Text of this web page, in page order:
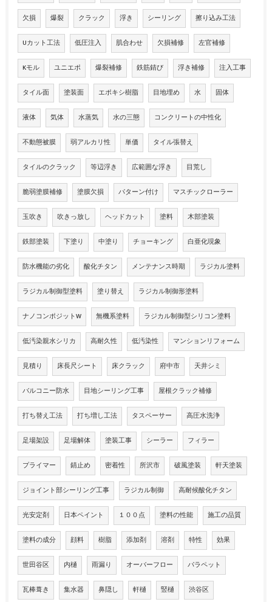
欠損 爆裂 クラック 浮き シーリング 擦り込み工法
Uカット工法 低圧注入 肌合わせ 欠損補修 左官補修
Kモル ユニエポ 爆裂補修 鉄筋錆び 浮き補修 注入工事
タイル面 塗装面 エポキシ樹脂 目地埋め 水 固体
液体 気体 水蒸気 水の三態 コンクリートの中性化
不動態被膜 弱アルカリ性 単価 タイル張替え
タイルのクラック 等辺浮き 広範囲な浮き 目荒し
脆弱塗膜補修 塗膜欠損 パターン付け マスチックローラー
玉吹き 吹きっ放し ヘッドカット 塗料 木部塗装
鉄部塗装 下塗り 中塗り チョーキング 白亜化現象
防水機能の劣化 酸化チタン メンテナンス時期 ラジカル塗料
ラジカル制御型塗料 塗り替え ラジカル制御形塗料
ナノコンポジットW 無機系塗料 ラジカル制御型シリコン塗料
低汚染親水シリカ 高耐久性 低汚染性 マンションリフォーム
見積り 床長尺シート 床クラック 府中市 天井シミ
バルコニー防水 目地シーリング工事 屋根クラック補修
打ち替え工法 打ち増し工法 タスペーサー 高圧水洗浄
足場架設 足場解体 塗装工事 シーラー フィラー
プライマー 錆止め 密着性 所沢市 破風塗装 軒天塗装
ジョイント部シーリング工事 ラジカル制御 高耐候酸化チタン
光安定剤 日本ペイント １００点 塗料の性能 施工の品質
塗料の成分 顔料 樹脂 添加剤 溶剤 特性 効果
世田谷区 内樋 雨漏り オーバーフロー パラペット
瓦棒葺き 集水器 鼻隠し 軒樋 竪樋 渋谷区